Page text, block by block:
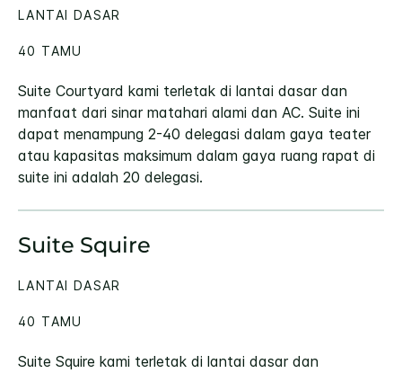
Suite Courtyard kami terletak di lantai dasar dan
manfaat dari sinar matahari alami dan AC. Suite ini
dapat menampung 2-40 delegasi dalam gaya teater
atau kapasitas maksimum dalam gaya ruang rapat di
suite ini adalah 20 delegasi.
LANTAI DASAR
40 TAMU
Suite Squire
Suite Squire kami terletak di lantai dasar dan
LANTAI DASAR
40 TAMU